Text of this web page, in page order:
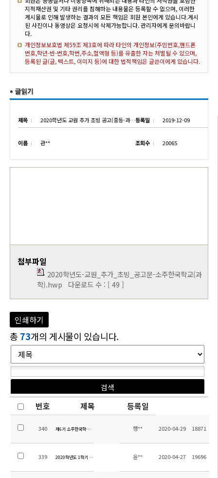
지적재산권 및 기타 권리를 침해하는 내용물은 등록할 수 없으며, 이러한
게시물로 인해 발생하는 결과의 모든 책임은 회원 본인에게 있습니다.게시
된 사진이나 동영상은 요청시에 삭제가능합니다. 관리자에게 문의바랍니
다.
개인정보보호법 제59조 제3호에 따라 타인의 개인정보(주민번호,핸드폰
번호,학년-반-번호,학번,주소,혈액형 등)를 유출한 자는 처벌될 수 있으며,
등록된 글(글, 텍스트, 이미지 등)에 대한 법적책임은 글쓴이에게 있습니다.
제목 2020학년도 교원 추가 초빙 공고(중등-과학)등록일 2019-12-09
이름 관** 조회수 20065
첨부파일
2020학년도-교원_추가_초빙_공고문-소주한국학교(과
학).hwp 다운로드 수 : [ 49 ]
인쇄하기
총 73개의 게시물이 있습니다.
번호 제목 등록일
340 제6기 소주한국학교 학부모위원 선출공고 행** 2020-04-29 18871
339 2020학년도 1학기 초등 수행평가 안내 윤** 2020-04-27 19696